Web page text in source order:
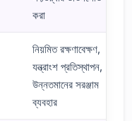
করা
নিয়মিত রক্ষণাবেক্ষণ,
যন্ত্রাংশ প্রতিস্থাপন,
উন্নতমানের সরঞ্জাম
ব্যবহার